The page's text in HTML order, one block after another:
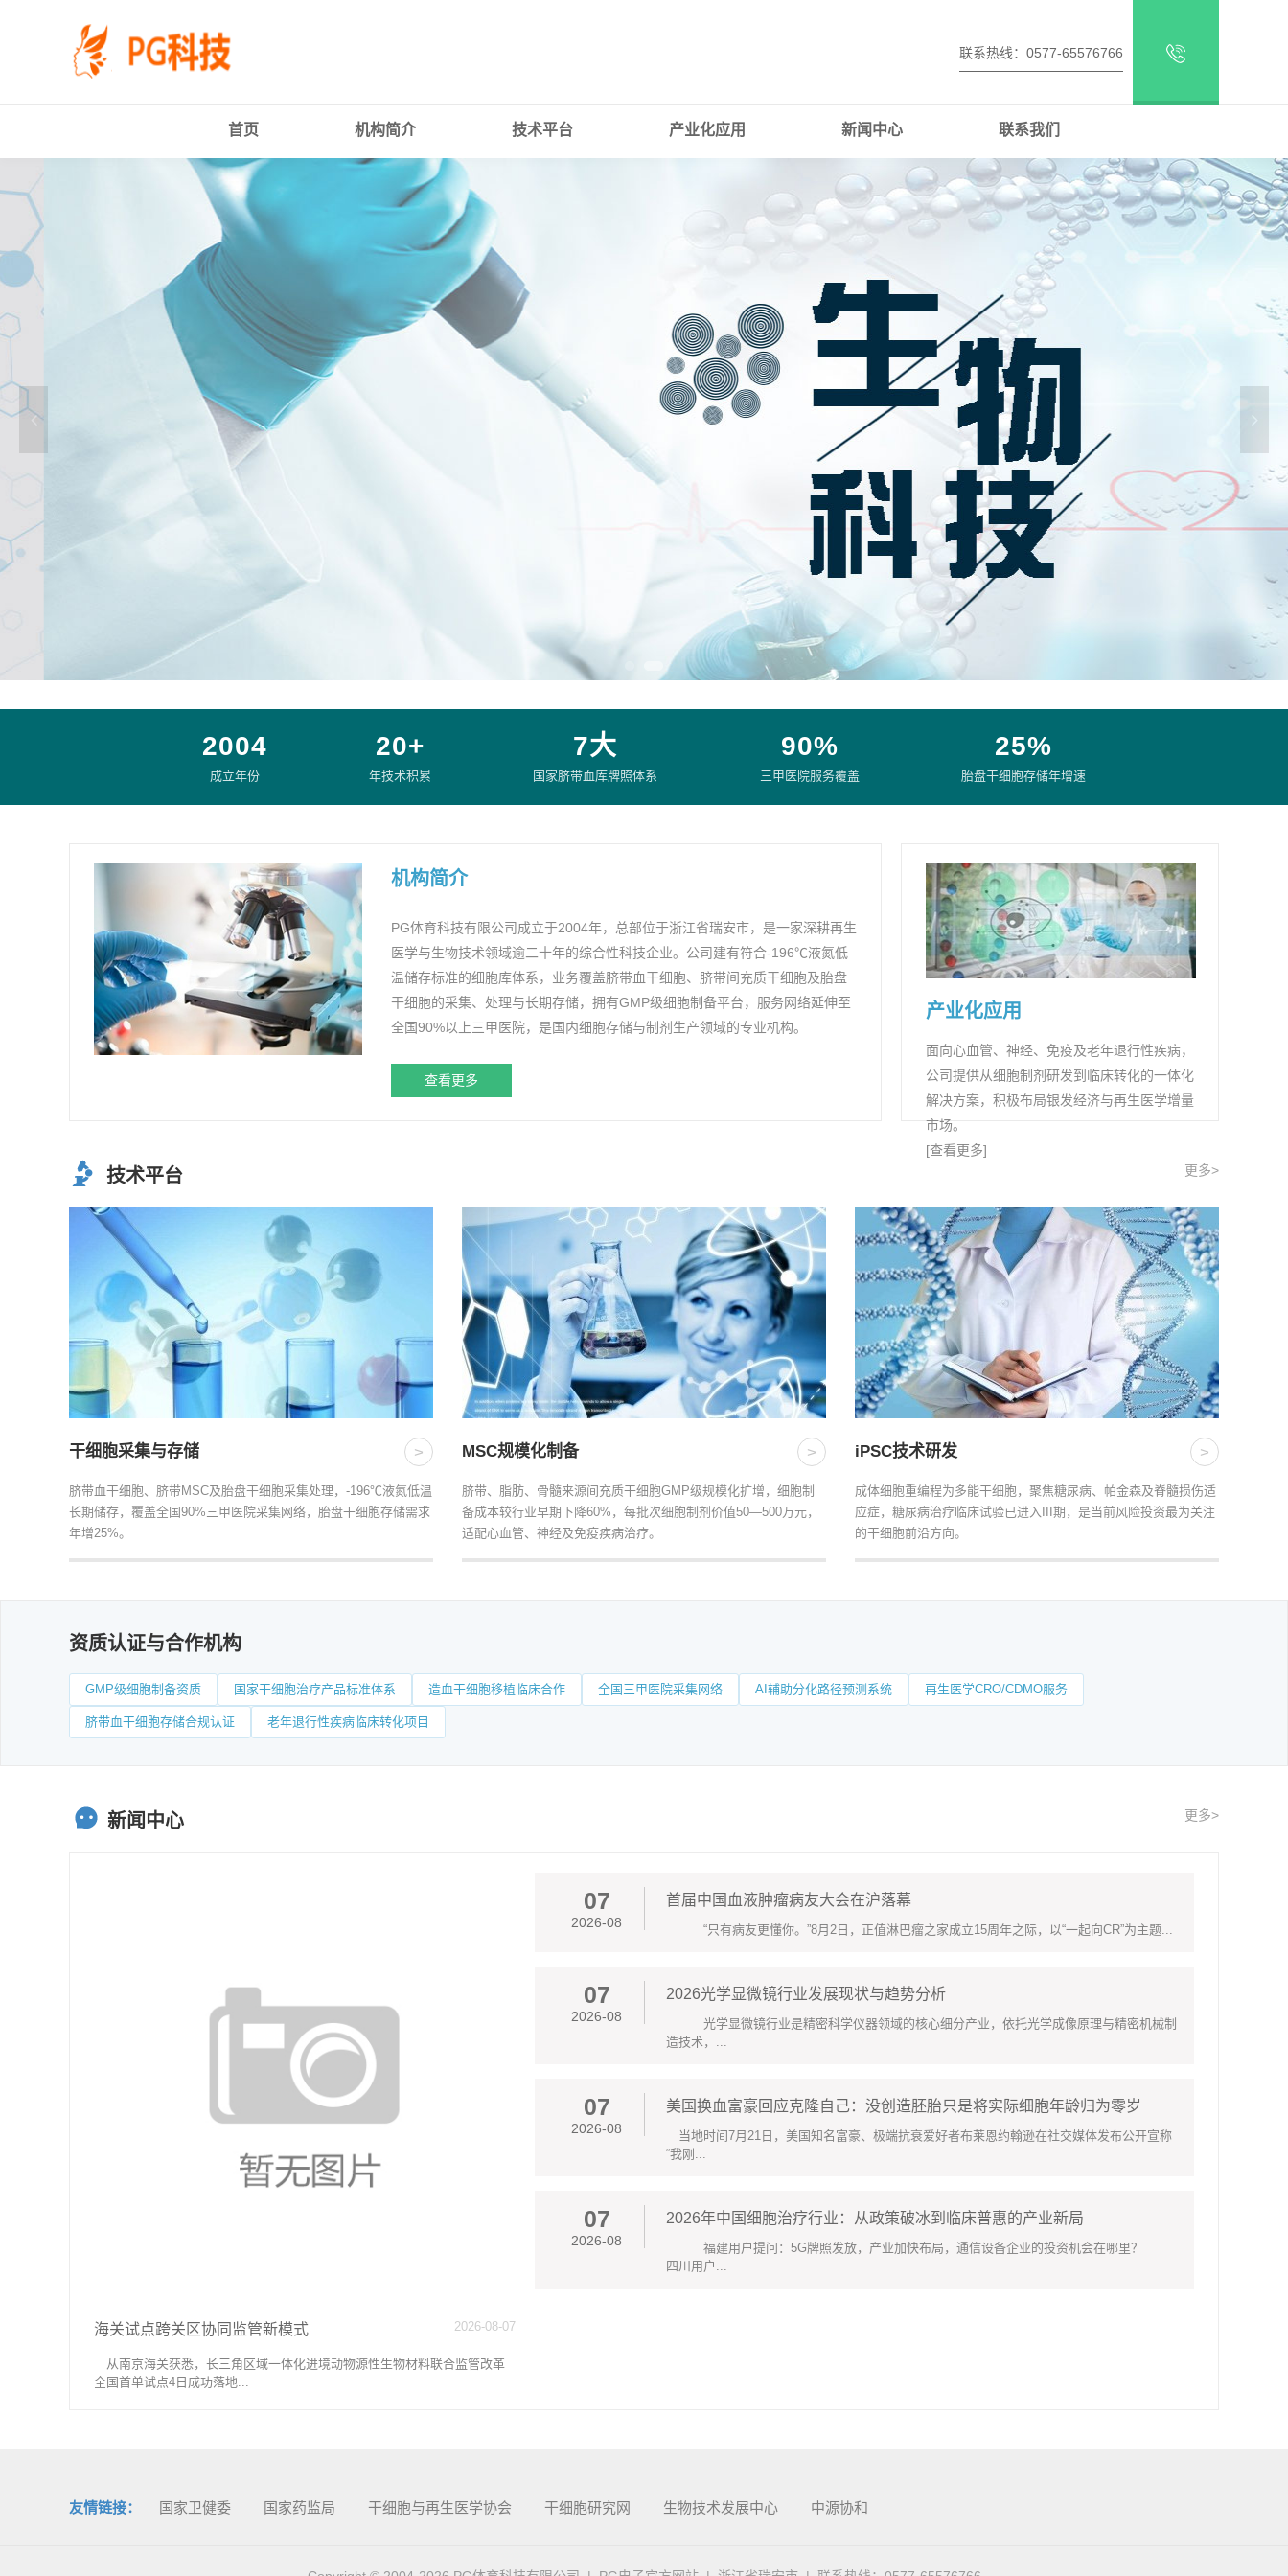
司-
电
方
站
联系热线：0577-65576766
首页 机构简介 技术平台 产业化应用 新闻中心 联系我们
2004
成立年份
20+
年技术积累
7大
国家脐带血库牌照体系
90%
三甲医院服务覆盖
25%
胎盘干细胞存储年增速
机构简介
PG体育科技有限公司成立于2004年，总部位于浙江省瑞安市，是一家深耕再生
医学与生物技术领域逾二十年的综合性科技企业。公司建有符合-196℃液氮低
温储存标准的细胞库体系，业务覆盖脐带血干细胞、脐带间充质干细胞及胎盘
干细胞的采集、处理与长期存储，拥有GMP级细胞制备平台，服务网络延伸至
全国90%以上三甲医院，是国内细胞存储与制剂生产领域的专业机构。
查看更多
产业化应用
面向心血管、神经、免疫及老年退行性疾病，
公司提供从细胞制剂研发到临床转化的一体化
解决方案，积极布局银发经济与再生医学增量
市场。
[查看更多]
技术平台 更多>
干细胞采集与存储 >
脐带血干细胞、脐带MSC及胎盘干细胞采集处理，-196℃液氮低温
长期储存，覆盖全国90%三甲医院采集网络，胎盘干细胞存储需求
年增25%。
MSC规模化制备 >
脐带、脂肪、骨髓来源间充质干细胞GMP级规模化扩增，细胞制
备成本较行业早期下降60%，每批次细胞制剂价值50—500万元，
适配心血管、神经及免疫疾病治疗。
iPSC技术研发 >
成体细胞重编程为多能干细胞，聚焦糖尿病、帕金森及脊髓损伤适
应症，糖尿病治疗临床试验已进入III期，是当前风险投资最为关注
的干细胞前沿方向。
资质认证与合作机构
GMP级细胞制备资质 国家干细胞治疗产品标准体系 造血干细胞移植临床合作 全国三甲医院采集网络 AI辅助分化路径预测系统 再生医学CRO/CDMO服务
脐带血干细胞存储合规认证 老年退行性疾病临床转化项目
新闻中心 更多>
2026-08-07
海关试点跨关区协同监管新模式
从南京海关获悉，长三角区域一体化进境动物源性生物材料联合监管改革
全国首单试点4日成功落地...
07
2026-08
首届中国血液肿瘤病友大会在沪落幕
“只有病友更懂你。”8月2日，正值淋巴瘤之家成立15周年之际，以“一起向CR”为主题...
07
2026-08
2026光学显微镜行业发展现状与趋势分析
光学显微镜行业是精密科学仪器领域的核心细分产业，依托光学成像原理与精密机械制
造技术，...
07
2026-08
美国换血富豪回应克隆自己：没创造胚胎只是将实际细胞年龄归为零岁
当地时间7月21日，美国知名富豪、极端抗衰爱好者布莱恩约翰逊在社交媒体发布公开宣称
“我刚...
07
2026-08
2026年中国细胞治疗行业：从政策破冰到临床普惠的产业新局
福建用户提问：5G牌照发放，产业加快布局，通信设备企业的投资机会在哪里？
四川用户...
友情链接： 国家卫健委 国家药监局 干细胞与再生医学协会 干细胞研究网 生物技术发展中心 中源协和